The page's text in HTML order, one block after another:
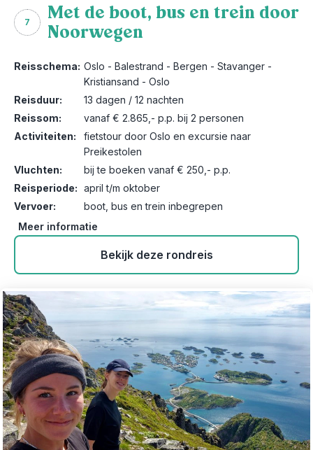
7
Met de boot, bus en trein door
Noorwegen
Reisschema: Oslo - Balestrand - Bergen - Stavanger -
Kristiansand - Oslo
Reisduur:
13 dagen / 12 nachten
Reissom:
vanaf € 2.865,- p.p. bij 2 personen
Activiteiten:
fietstour door Oslo en excursie naar
Preikestolen
Vluchten:
bij te boeken vanaf € 250,- p.p.
Reisperiode: april t/m oktober
Vervoer:
boot, bus en trein inbegrepen
Meer informatie
Bekijk deze rondreis